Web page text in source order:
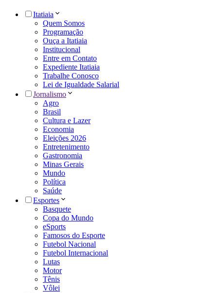
Itatiaia
Quem Somos
Programação
Ouça a Itatiaia
Institucional
Entre em Contato
Expediente Itatiaia
Trabalhe Conosco
Lei de Igualdade Salarial
Jornalismo
Agro
Brasil
Cultura e Lazer
Economia
Eleições 2026
Entretenimento
Gastronomia
Minas Gerais
Mundo
Política
Saúde
Esportes
Basquete
Copa do Mundo
eSports
Famosos do Esporte
Futebol Nacional
Futebol Internacional
Lutas
Motor
Tênis
Vôlei